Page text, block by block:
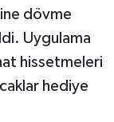
dövme
Uygulama
hissetmeleri
hediye